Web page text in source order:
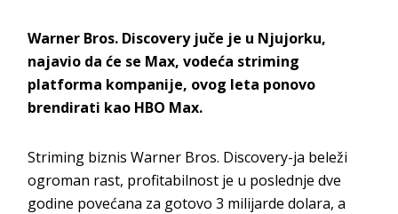
Warner Bros. Discovery juče je u Njujorku,
najavio da će se Max, vodeća striming
platforma kompanije, ovog leta ponovo
brendirati kao HBO Max.
Striming biznis Warner Bros. Discovery-ja beleži
ogroman rast, profitabilnost je u poslednje dve
godine povećana za gotovo 3 milijarde dolara, a